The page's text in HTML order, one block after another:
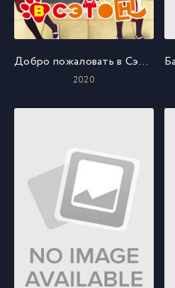
Добро пожаловать в Сэтон
2020